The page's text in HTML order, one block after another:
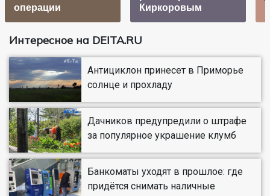
операции
Киркоровым
Интересное на DEITA.RU
Антициклон принесет в Приморье
солнце и прохладу
Дачников предупредили о штрафе
за популярное украшение клумб
Банкоматы уходят в прошлое: где
придётся снимать наличные